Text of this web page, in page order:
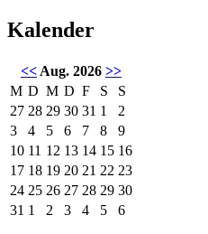
Kalender
<< Aug. 2026 >>
M D M D F S
S
27 28 29 30 31 1
2
3
4 5 6 7 8
9
10 11 12 13 14 15 16
17 18 19 20 21 22 23
24 25 26 27 28 29 30
31 1 2 3 4 5 6